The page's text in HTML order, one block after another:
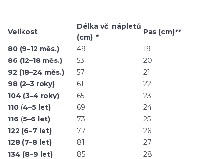
Velikost
Délka vč. nápletů
(cm) *
Pas (cm)**
80 (9–12 měs.)
49
19
86 (12–18 měs.)
53
20
92 (18–24 měs.)
57
21
98 (2–3 roky)
61
22
104 (3–4 roky)
65
23
110 (4–5 let)
69
24
116 (5–6 let)
73
25
122 (6–7 let)
77
26
128 (7–8 let)
81
27
134 (8–9 let)
85
28